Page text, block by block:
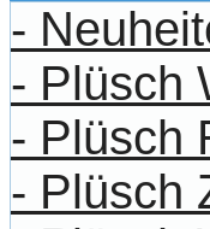
-
- Plüsch
- Plüsch
- Plüsch